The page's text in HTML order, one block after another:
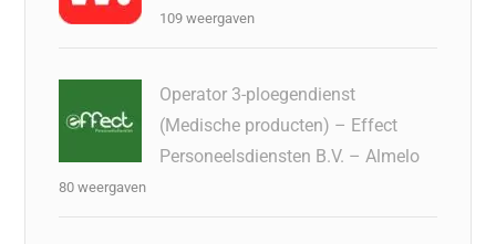
109 weergaven
Operator 3-ploegendienst
(Medische producten) – Effect
Personeelsdiensten B.V. – Almelo
80 weergaven